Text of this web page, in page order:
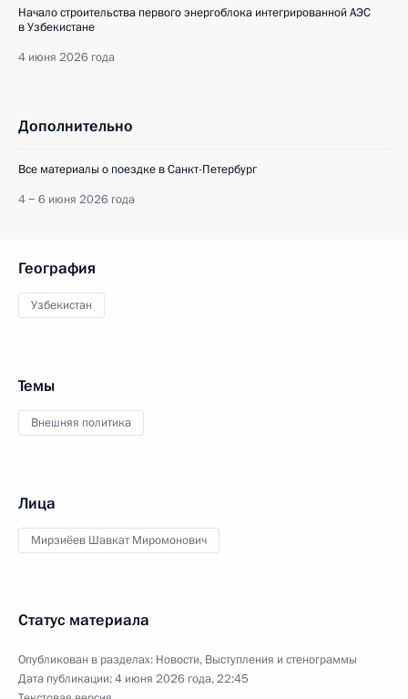
Начало строительства первого энергоблока интегрированной АЭС
в Узбекистане
4 июня 2026 года
Дополнительно
Все материалы о поездке в Санкт-Петербург
4 − 6 июня 2026 года
География
Узбекистан
Темы
Внешняя политика
Лица
Мирзиёев Шавкат Миромонович
Статус материала
Опубликован в разделах: Новости, Выступления и стенограммы
Дата публикации:4 июня 2026 года, 22:45